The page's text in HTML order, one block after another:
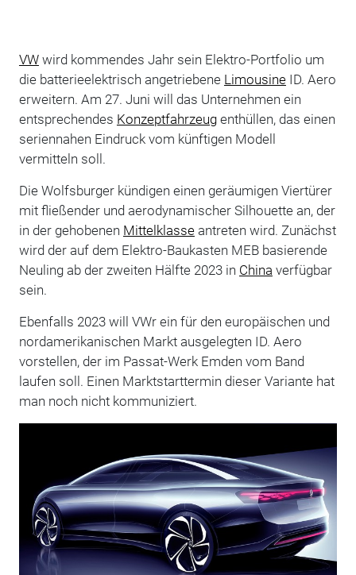
VWwird kommendes Jahr sein Elektro-Portfolio um
die batterieelektrisch angetriebene LimousineID. Aero
erweitern. Am 27. Juni will das Unternehmen ein
entsprechendes Konzeptfahrzeugenthüllen, das einen
seriennahen Eindruck vom künftigen Modell
vermitteln soll.
Die Wolfsburger kündigen einen geräumigen Viertürer
mit fließender und aerodynamischer Silhouette an, der
in der gehobenen Mittelklasseantreten wird. Zunächst
wird der auf dem Elektro-Baukasten MEB basierende
Neuling ab der zweiten Hälfte 2023 in China verfügbar
sein.
Ebenfalls 2023 will VWr ein für den europäischen und
nordamerikanischen Markt ausgelegten ID. Aero
vorstellen, der im Passat-Werk Emden vom Band
laufen soll. Einen Marktstarttermin dieser Variante hat
man noch nicht kommuniziert.